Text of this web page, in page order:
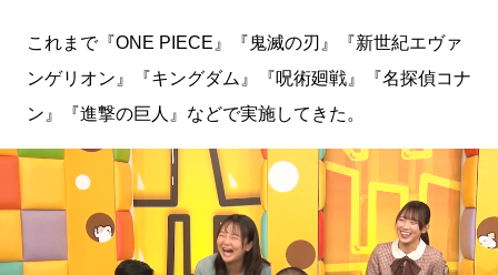
これまで『ONE PIECE』『鬼滅の刃』『新世紀エヴァ
ンゲリオン』『キングダム』『呪術廻戦』『名探偵コナ
ン』『進撃の巨人』などで実施してきた。